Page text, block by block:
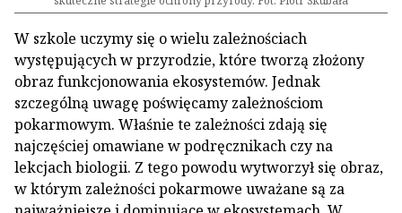
W szkole uczymy się o wielu zależnościach
występujących w przyrodzie, które tworzą złożony
obraz funkcjonowania ekosystemów. Jednak
szczególną uwagę poświęcamy zależnościom
pokarmowym. Właśnie te zależności zdają się
najczęściej omawiane w podręcznikach czy na
lekcjach biologii. Z tego powodu wytworzył się obraz,
w którym zależności pokarmowe uważane są za